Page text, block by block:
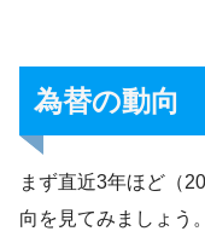
為替の動向
まず直近3年ほど（
向を見てみましょう。